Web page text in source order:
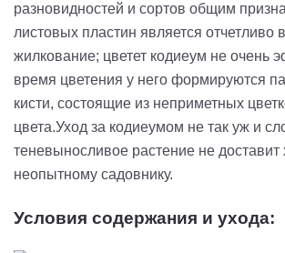
разновидностей и сортов общим
листовых пластин является
жилкование; цветет кодиеум не очень
время цветения у него формируются
кисти, состоящие из неприметных
цвета.Уход за кодиеумом не так уж и
теневыносливое растение не доставит
неопытному садовнику.
Условия содержания и ухода: